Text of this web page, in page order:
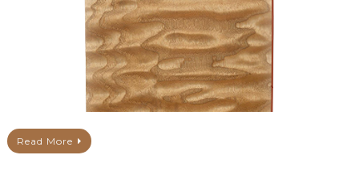
Read More